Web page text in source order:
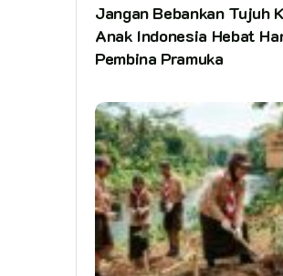
Jangan Bebankan Tujuh
Anak Indonesia Hebat
Pembina Pramuka